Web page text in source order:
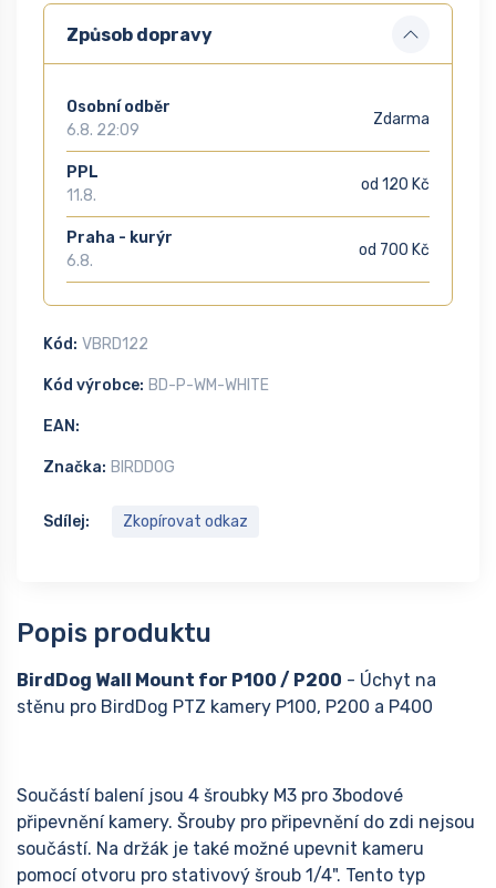
Způsob dopravy
Osobní odběr
6.8. 22:09
Zdarma
PPL
11.8.
od 120 Kč
Praha - kurýr
6.8.
od 700 Kč
Kód: VBRD122
Kód výrobce: BD-P-WM-WHITE
EAN:
Značka: BIRDDOG
Sdílej: Zkopírovat odkaz
Popis produktu
BirdDog Wall Mount for P100 / P200 - Úchyt na
stěnu pro BirdDog PTZ kamery P100, P200 a P400
Součástí balení jsou 4 šroubky M3 pro 3bodové
připevnění kamery. Šrouby pro připevnění do zdi nejsou
součástí. Na držák je také možné upevnit kameru
pomocí otvoru pro stativový šroub 1/4". Tento typ